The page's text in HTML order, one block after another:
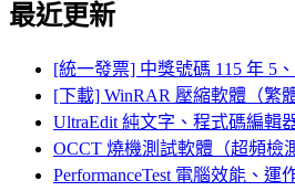
最近更新
[統一發票] 中獎號碼 115 年 5、
[下載] WinRAR 壓縮軟體（繁
UltraEdit 純文字、程式碼編輯
OCCT 燒機測試軟體（超頻檢
PerformanceTest 電腦效能、